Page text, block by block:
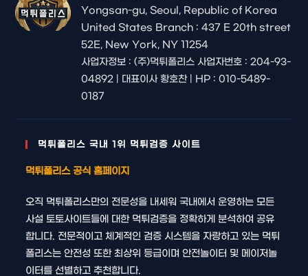
Yongsan-gu, Seoul, Republic of Korea
United States Branch : 437 E 20th street
52E, New York, NY 11254
사업자정보 : (주)먹튀폴리스 사업자번호 : 204-93-
04892 | 대표이사 황호찬 | HP : 010-5489-
0187
먹튀폴리스 국내 1위 먹튀검증 사이트
먹튀폴리스 공식 홈페이지
오직 먹튀폴리스만의 전문성을 내세워 국내에서 운영하는 모든
사설 토토사이트들에 대한 먹튀검증을 정확하게 분석하여 공유
합니다. 전문적이고 체계적인 검증 시스템을 자랑하고 있는 먹튀
폴리스는 안전성 또한 최상위 등급이며 안전놀이터 및 메이저놀
이터를 선별하고 추천합니다.